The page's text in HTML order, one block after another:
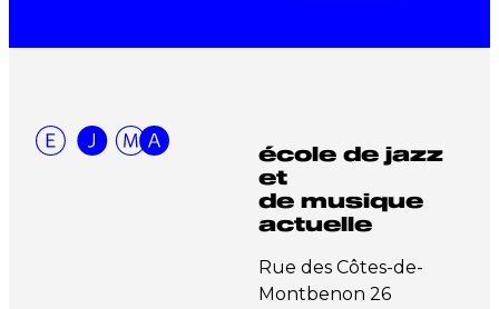
école de jazz
et
de musique
actuelle
Rue des Côtes-de-
Montbenon 26